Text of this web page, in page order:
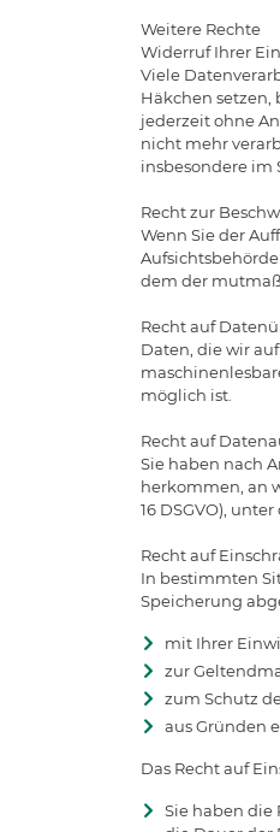
Weitere Rechte
Widerruf Ihrer
Viele
Häkchen setzen,
jederzeit ohne
nicht mehr
insbesondere im
Recht zur
Wenn Sie der
dem der
Recht auf
Daten, die wir
möglich ist.
Recht auf
Sie haben nach
herkommen, an
16 DSGVO),
Recht auf
In bestimmten
Speicherung
mit Ihrer
zur
zum Schutz
aus Gründen
Das Recht auf
Sie haben die